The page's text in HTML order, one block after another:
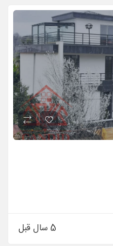
5 سال قبل